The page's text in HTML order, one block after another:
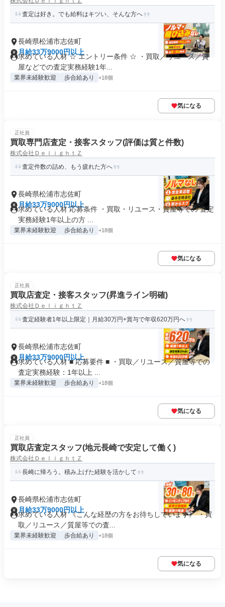
査定は好き。でも給料はキツい、そんな方へ
長崎県松浦市志佐町
月給33万9000円以上
求めている人材 ☆ エントリー条件 ☆ ・買取／リユース／質
屋などでの査定実務経験1年...
業界未経験歓迎 歩合給あり +18個
気になる
正社員
買取専門店査定・接客スタッフ(評価は質と件数)
株式会社ＤｅｌｉｇｈｔＺ
査定件数の詰め、もう疲れた方へ
長崎県松浦市志佐町
月給33万9000円以上
求めている人材 応募条件 ・買取・リユース・質屋等での 査定
実務経験1年以上の方 ...
業界未経験歓迎 歩合給あり +18個
気になる
正社員
買取店査定・接客スタッフ(昇進ライン明確)
株式会社ＤｅｌｉｇｈｔＺ
査定経験者1年以上限定｜月給30万円+賞与で年収620万円へ
長崎県松浦市志佐町
月給33万9000円以上
求めている人材 ■ 応募要件 ■ ・買取／リユース／質屋等での
査定実務経験：1年以上 ...
業界未経験歓迎 歩合給あり +18個
気になる
正社員
買取店査定スタッフ(地元長崎で安定して働く)
株式会社ＤｅｌｉｇｈｔＺ
長崎に帰ろう。積み上げた経験を活かして
長崎県松浦市志佐町
月給33万9000円以上
求めている人材 《こんな経歴の方をお待ちしています》 ・買
取／リユース／質屋等での査...
業界未経験歓迎 歩合給あり +18個
気になる